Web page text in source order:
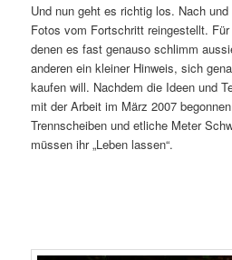
Und nun geht es richtig los. Nach
Fotos vom Fortschritt reingestellt.
denen es fast genauso schlimm
anderen ein kleiner Hinweis, sich
kaufen will. Nachdem die Ideen und
mit der Arbeit im März 2007
Trennscheiben und etliche Meter
müssen ihr „Leben lassen“.